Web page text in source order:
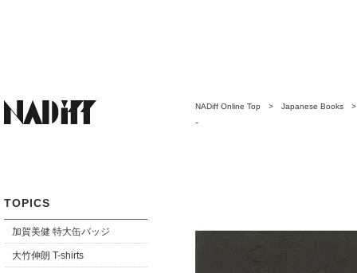
TOPICS
加賀美健 特大缶バッジ
大竹伸朗 T-shirts
NADiff Online Top > Japanese Books
-